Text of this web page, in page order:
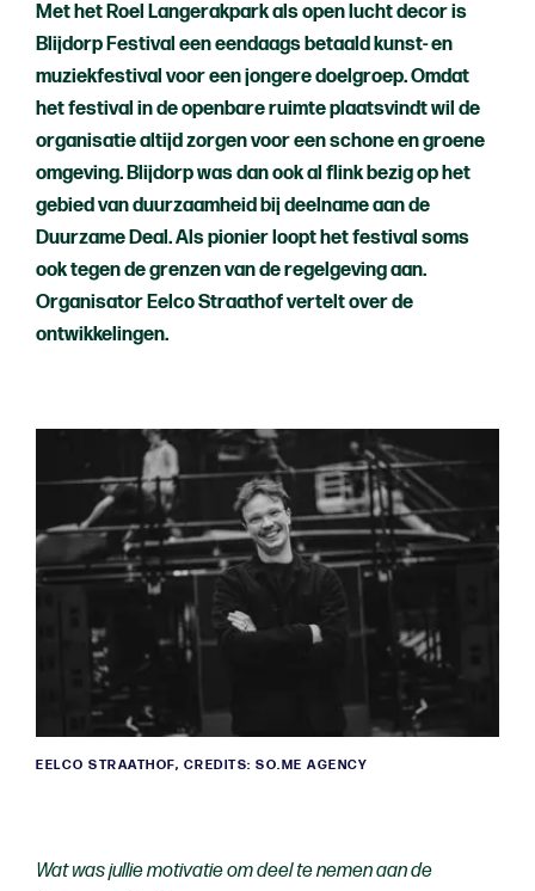
Met het Roel Langerakpark als open lucht decor is
Blijdorp Festival een eendaags betaald kunst- en
muziekfestival voor een jongere doelgroep. Omdat
het festival in de openbare ruimte plaatsvindt wil de
organisatie altijd zorgen voor een schone en groene
omgeving. Blijdorp was dan ook al flink bezig op het
gebied van duurzaamheid bij deelname aan de
Duurzame Deal. Als pionier loopt het festival soms
ook tegen de grenzen van de regelgeving aan.
Organisator Eelco Straathof vertelt over de
ontwikkelingen.
EELCO STRAATHOF, CREDITS: SO.ME AGENCY
Wat was jullie motivatie om deel te nemen aan de